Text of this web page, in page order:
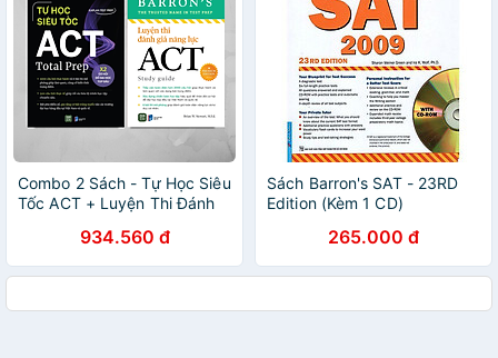
Combo 2 Sách - Tự Học Siêu
Tốc ACT + Luyện Thi Đánh
934.560 đ
Sách Barron's SAT - 23RD
Edition (Kèm 1 CD)
265.000 đ